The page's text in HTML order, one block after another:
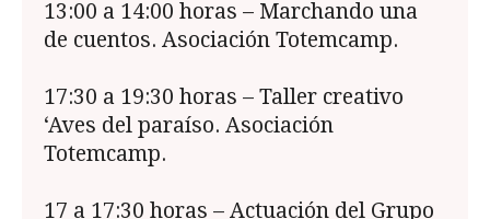
13:00 a 14:00 horas – Marchando una
de cuentos. Asociación Totemcamp.
17:30 a 19:30 horas – Taller creativo
‘Aves del paraíso. Asociación
Totemcamp.
17 a 17:30 horas – Actuación del Grupo